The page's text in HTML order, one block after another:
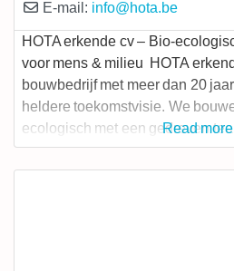
E-mail: info@hota.be
HOTA erkende cv – Bio-
voor mens & milieu HOTA
bouwbedrijf met meer dan 20
heldere toekomstvisie. We
ecologisch met een gedreven
vennoten. Binnen een straal van
minuten van onze loods
Read